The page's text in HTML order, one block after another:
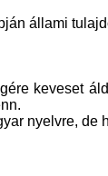
állami
keveset
nyelvre, de